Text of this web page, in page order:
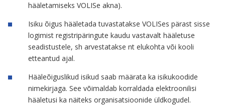
hääletamiseks VOLISe akna).
Isiku õigus hääletada tuvastatakse VOLISes pärast sisse
logimist registripäringute kaudu vastavalt hääletuse
seadistustele, sh arvestatakse nt elukohta või kooli
etteantud ajal.
Hääleõiguslikud isikud saab määrata ka isikukoodide
nimekirjaga. See võimaldab korraldada elektroonilisi
hääletusi ka näiteks organisatsioonide üldkogudel.